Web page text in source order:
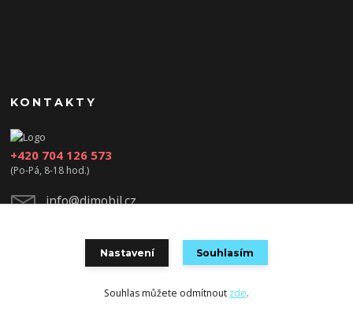
KONTAKTY
+420 704 126 573
(Po-Pá, 8-18 hod.)
info@djmobil.cz
Vytvořeno na Eshop-rychle.cz
Nastavení Souhlasím
Souhlas můžete odmítnout zde.